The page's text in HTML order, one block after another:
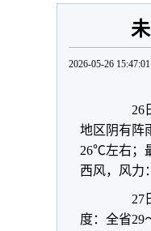
2026-05-26
26日
地区阴有阵
26℃左右；
西风，风力
27日
度：全省